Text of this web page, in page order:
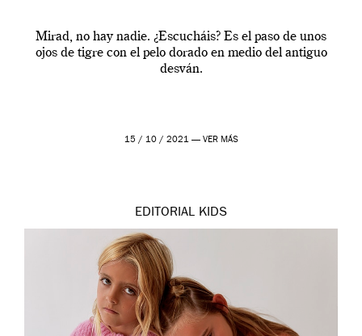
Mirad, no hay nadie. ¿Escucháis? Es el paso de unos
ojos de tigre con el pelo dorado en medio del antiguo
desván.
15 / 10 / 2021 — VER MÁS
EDITORIAL KIDS